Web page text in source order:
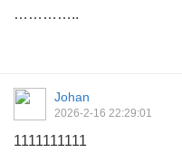
…………..
Johan
2026-2-16 22:29:01
1111111111